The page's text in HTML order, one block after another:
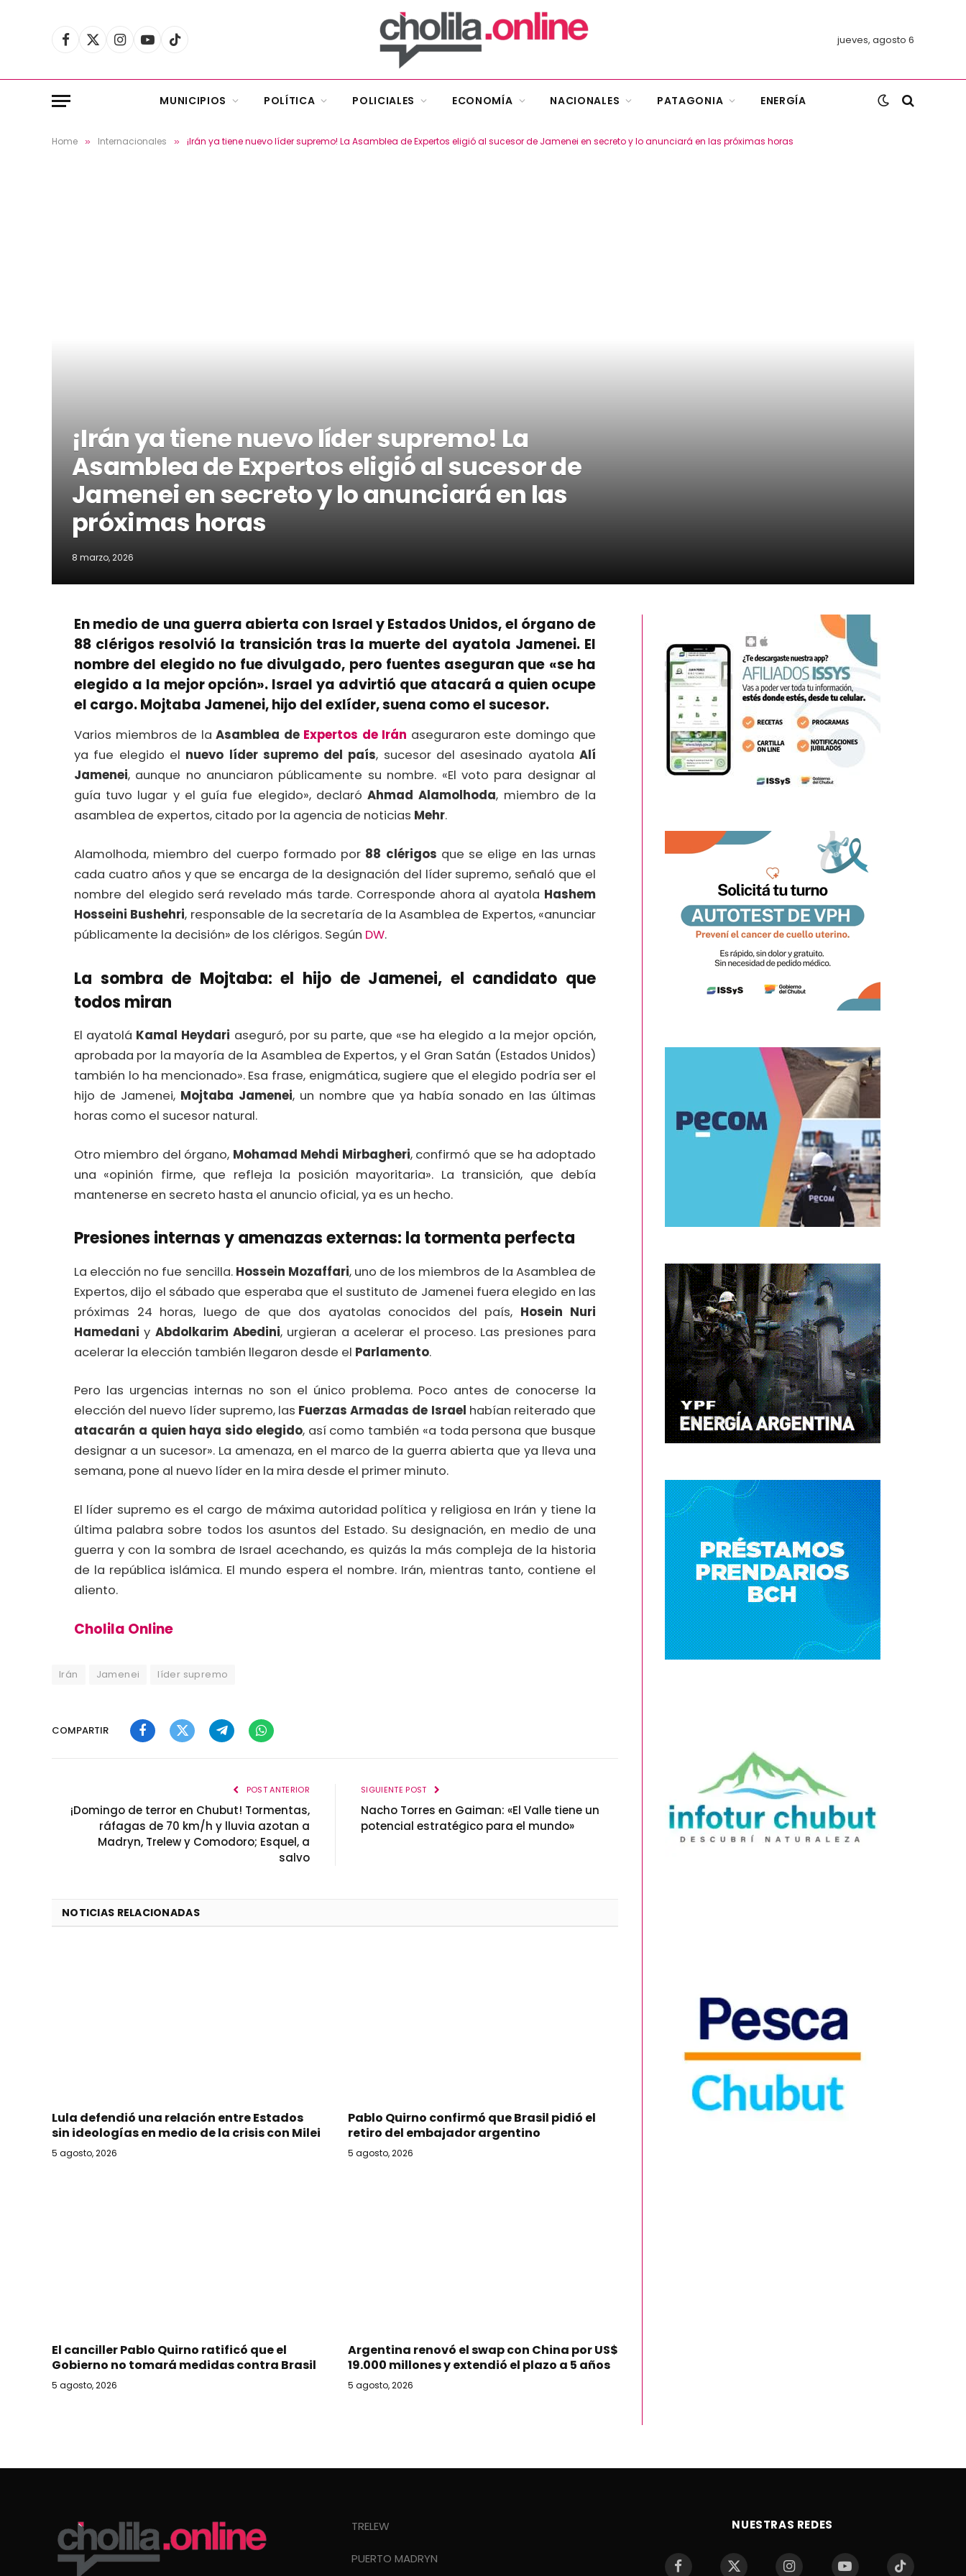
Facebook
X
Instagram
YouTubeTikTok jueves, agosto 6
MUNICIPIOS POLÍTICA POLICIALES ECONOMÍA NACIONALES PATAGONIA ENERGÍA
Home » Internacionales » ¡Irán ya tiene nuevo líder supremo! La Asamblea de Expertos eligió al sucesor de Jamenei en secreto y lo anunciará en las próximas horas
¡Irán ya tiene nuevo líder supremo! La
Asamblea de Expertos eligió al sucesor de
Jamenei en secreto y lo anunciará en las
próximas horas
8 marzo, 2026
En medio de una guerra abierta con Israel y Estados Unidos, el órgano de
88 clérigos resolvió la transición tras la muerte del ayatola Jamenei. El
nombre del elegido no fue divulgado, pero fuentes aseguran que «se ha
elegido a la mejor opción». Israel ya advirtió que atacará a quien ocupe
el cargo. Mojtaba Jamenei, hijo del exlíder, suena como el sucesor.
Varios miembros de la Asamblea de Expertos de Irán aseguraron este domingo que
ya fue elegido el nuevo líder supremo del país, sucesor del asesinado ayatolaAlí
Jamenei, aunque no anunciaron públicamente su nombre. «El voto para designar al
guía tuvo lugar y el guía fue elegido», declaróAhmad Alamolhoda, miembro de la
asamblea de expertos, citado por la agencia de noticias Mehr.
Alamolhoda, miembro del cuerpo formado por 88 clérigos que se elige en las urnas
cada cuatro años y que se encarga de la designación del líder supremo, señaló que el
nombre del elegido será revelado más tarde. Corresponde ahora al ayatola Hashem
Hosseini Bushehri, responsable de la secretaría de la Asamblea de Expertos, «anunciar
públicamente la decisión» de los clérigos. Según DW.
La sombra de Mojtaba: el hijo de Jamenei, el candidato que
todos miran
El ayatolá Kamal Heydari aseguró, por su parte, que «se ha elegido a la mejor opción,
aprobada por la mayoría de la Asamblea de Expertos, y el Gran Satán (Estados Unidos)
también lo ha mencionado». Esa frase, enigmática, sugiere que el elegido podría ser el
hijo de Jamenei, Mojtaba Jamenei, un nombre que ya había sonado en las últimas
horas como el sucesor natural.
Otro miembro del órgano, Mohamad Mehdi Mirbagheri, confirmó que se ha adoptado
una «opinión firme, que refleja la posición mayoritaria». La transición, que debía
mantenerse en secreto hasta el anuncio oficial, ya es un hecho.
Presiones internas y amenazas externas: la tormenta perfecta
La elección no fue sencilla. Hossein Mozaffari, uno de los miembros de la Asamblea de
Expertos, dijo el sábado que esperaba que el sustituto de Jamenei fuera elegido en las
próximas 24 horas, luego de que dos ayatolas conocidos del país, Hosein Nuri
Hamedani y Abdolkarim Abedini, urgieran a acelerar el proceso. Las presiones para
acelerar la elección también llegaron desde el Parlamento.
Pero las urgencias internas no son el único problema. Poco antes de conocerse la
elección del nuevo líder supremo, las Fuerzas Armadas de Israel habían reiterado que
atacarán a quien haya sido elegido, así como también «a toda persona que busque
designar a un sucesor». La amenaza, en el marco de la guerra abierta que ya lleva una
semana, pone al nuevo líder en la mira desde el primer minuto.
El líder supremo es el cargo de máxima autoridad política y religiosa en Irán y tiene la
última palabra sobre todos los asuntos del Estado. Su designación, en medio de una
guerra y con la sombra de Israel acechando, es quizás la más compleja de la historia
de la república islámica. El mundo espera el nombre. Irán, mientras tanto, contiene el
aliento.
Cholila Online
Irán Jamenei líder supremo
COMPARTIR
FacebookTwitterTelegramWhatsApp
POST ANTERIOR
¡Domingo de terror en Chubut! Tormentas,
ráfagas de 70 km/h y lluvia azotan a
Madryn, Trelew y Comodoro; Esquel, a
salvo
SIGUIENTE POST
Nacho Torres en Gaiman: «El Valle tiene un
potencial estratégico para el mundo»
NOTICIAS RELACIONADAS
Lula defendió una relación entre Estados
sin ideologías en medio de la crisis con Milei
5 agosto, 2026
Pablo Quirno confirmó que Brasil pidió el
retiro del embajador argentino
5 agosto, 2026
El canciller Pablo Quirno ratificó que el
Gobierno no tomará medidas contra Brasil
5 agosto, 2026
Argentina renovó el swap con China por US$
19.000 millones y extendió el plazo a 5 años
5 agosto, 2026
TRELEW
PUERTO MADRYN
NUESTRAS REDES
Facebook X InstagramYouTube TikTok